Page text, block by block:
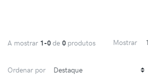
A mostrar 1-0de 0 produtos Mostrar
Ordenar por